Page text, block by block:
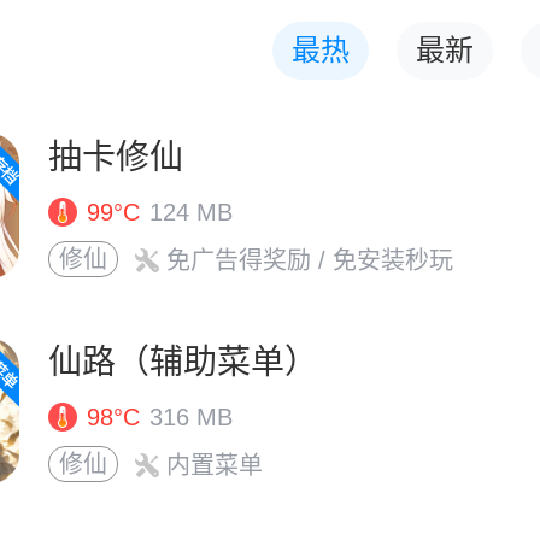
最热 最新
抽卡修仙
99°C 124 MB
修仙
免广告得奖励 / 免安装秒玩
仙路（辅助菜单）
98°C 316 MB
修仙
内置菜单